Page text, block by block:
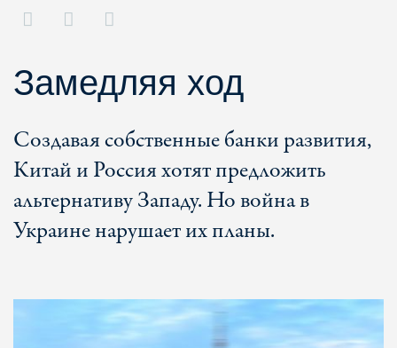
Замедляя ход
Создавая собственные банки развития,
Китай и Россия хотят предложить
альтернативу Западу. Но война в
Украине нарушает их планы.